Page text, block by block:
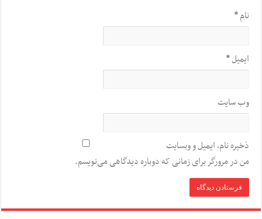
نام*
ایمیل*
وب‌ سایت
ذخیره نام، ایمیل و وبسایت
من در مرورگر برای زمانی که دوباره دیدگاهی می‌نویسم.